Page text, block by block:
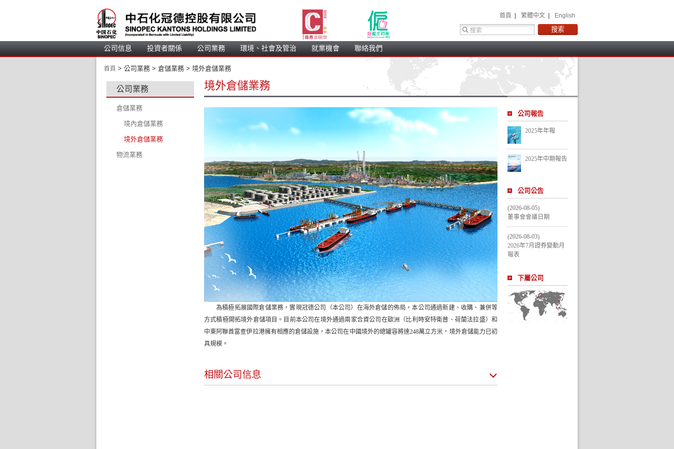
首頁 繁體中文 English
公司信息 投資者關係 公司業務 環境、社會及管治 就業機會 聯絡我們
首頁 > 公司業務 > 倉儲業務 > 境外倉儲業務
公司業務
倉儲業務
境內倉儲業務
境外倉儲業務
物流業務
境外倉儲業務
為積極拓展國際倉儲業務，實現冠德公司（本公司）在海外倉儲的佈局，本公司通過新建、收購、兼併等
方式積極開拓境外倉儲項目。目前本公司在境外通過兩家合資公司在歐洲（比利時安特衛普、荷蘭法拉盛）和
中東阿聯酋富查伊拉港擁有相應的倉儲設施，本公司在中國境外的總罐容將達248萬立方米，境外倉儲能力已初
具規模。
相關公司信息
公司報告
2025年年報
2025年中期報告
公司公告
(2026-08-05)
董事會會議日期
(2026-08-03)
2026年7月證券變動月
報表
下屬公司